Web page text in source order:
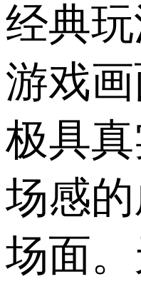
经典
游戏
极具
场感
场面